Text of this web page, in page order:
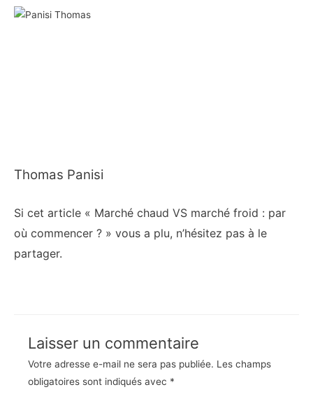
Thomas Panisi
Si cet article « Marché chaud VS marché froid : par
où commencer ? » vous a plu, n’hésitez pas à le
partager.
Laisser un commentaire
Votre adresse e-mail ne sera pas publiée. Les champs
obligatoires sont indiqués avec *